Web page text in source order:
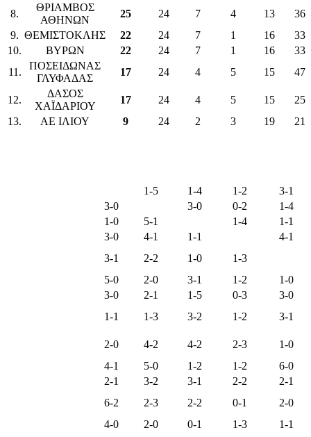
8.
ΘΡΙΑΜΒΟΣ
ΑΘΗΝΩΝ
25 24 7 4 13
36
9. ΘΕΜΙΣΤΟΚΛΗΣ 22 24 7 1 16
33
10.
ΒΥΡΩΝ 22 24 7 1 16
33
11.
ΠΟΣΕΙΔΩΝΑΣ
ΓΛΥΦΑΔΑΣ
17 24 4 5 15 47
12.
ΔΑΣΟΣ
ΧΑΪΔΑΡΙΟΥ
17 24 4 5 15
25
13.
ΑΕ ΙΛΙΟΥ 9 24 2 3 19 21
1-5 1-4 1-2
3-1
3-0 3-0 0-2
1-4
1-0 5-1 1-4
1-1
3-0 4-1 1-1
4-1
3-1 2-2 1-0
1-3
5-0 2-0 3-1 1-2
1-0
3-0 2-1 1-5 0-3
3-0
1-1 1-3 3-2 1-2
3-1
2-0 4-2 4-2 2-3
1-0
4-1 5-0 1-2 1-2
6-0
2-1 3-2 3-1 2-2
2-1
6-2 2-3 2-2 0-1
2-0
4-0 2-0 0-1 1-3 1-1